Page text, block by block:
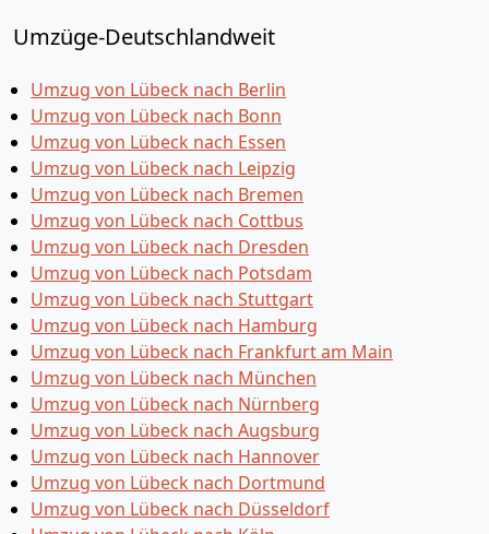
Umzüge-Deutschlandweit
Umzug von Lübeck nach Berlin
Umzug von Lübeck nach Bonn
Umzug von Lübeck nach Essen
Umzug von Lübeck nach Leipzig
Umzug von Lübeck nach Bremen
Umzug von Lübeck nach Cottbus
Umzug von Lübeck nach Dresden
Umzug von Lübeck nach Potsdam
Umzug von Lübeck nach Stuttgart
Umzug von Lübeck nach Hamburg
Umzug von Lübeck nach Frankfurt am Main
Umzug von Lübeck nach München
Umzug von Lübeck nach Nürnberg
Umzug von Lübeck nach Augsburg
Umzug von Lübeck nach Hannover
Umzug von Lübeck nach Dortmund
Umzug von Lübeck nach Düsseldorf